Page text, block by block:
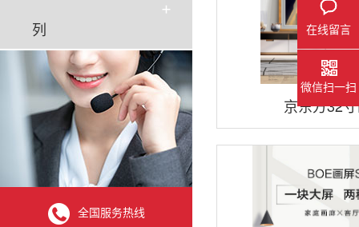
列
全国服务热线
京东方32
在线留言
微信扫一扫